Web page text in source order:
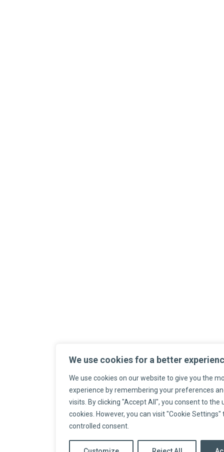
We use cookies for a better
We use cookies on our website to give you the
experience by remembering your preferences
visits. By clicking "Accept All", you consent to the
cookies. However, you can visit "Cookie Settings"
controlled consent.